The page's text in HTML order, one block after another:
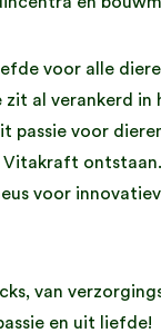
voor alle
al verankerd
passie voor
voor
van
en uit liefde!